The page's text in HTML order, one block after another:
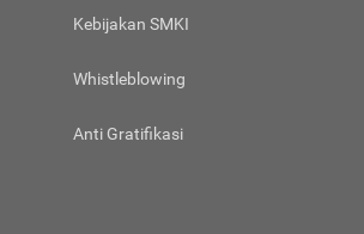
Kebijakan SMKI
Whistleblowing
Anti Gratifikasi